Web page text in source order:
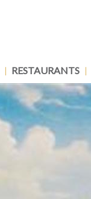
RESTAURANTS